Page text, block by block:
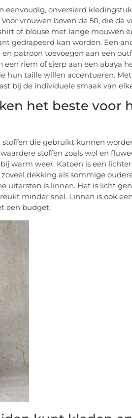
eenvoudig, onversierd
vrouwen boven de 50, die de
of blouse met lange mouwen
gedrapeerd kan worden. Een
patroon toevoegen aan een
een riem of sjerp aan een abaya
hun taille willen accentueren.
bij de individuele smaak van
het beste voor
stoffen die gebruikt kunnen
stoffen zoals wol en
warm weer. Katoen is een
dekking als sommige
uitersten is linnen. Het is licht
minder snel. Linnen is ook
een budget.